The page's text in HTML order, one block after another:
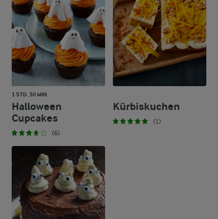
1 STD. 30 MIN.
Halloween
Cupcakes
(6)
Kürbiskuchen
(1)